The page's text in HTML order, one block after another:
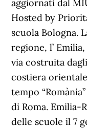
aggiornati dal
Hosted by
scuola Bologna.
regione, l’
via costruita
costiera
tempo
di Roma. Emilia-
delle scuole il 7